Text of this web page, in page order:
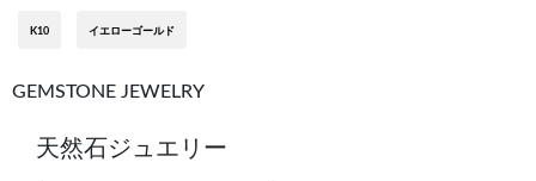
K10 イエローゴールド
GEMSTONE JEWELRY
天然石ジュエリー